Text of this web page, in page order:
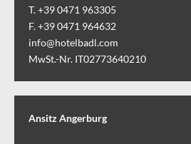
T. +39 0471 963305
F. +39 0471 964632
info@hotelbadl.com
MwSt.-Nr. IT02773640210
Ansitz Angerburg